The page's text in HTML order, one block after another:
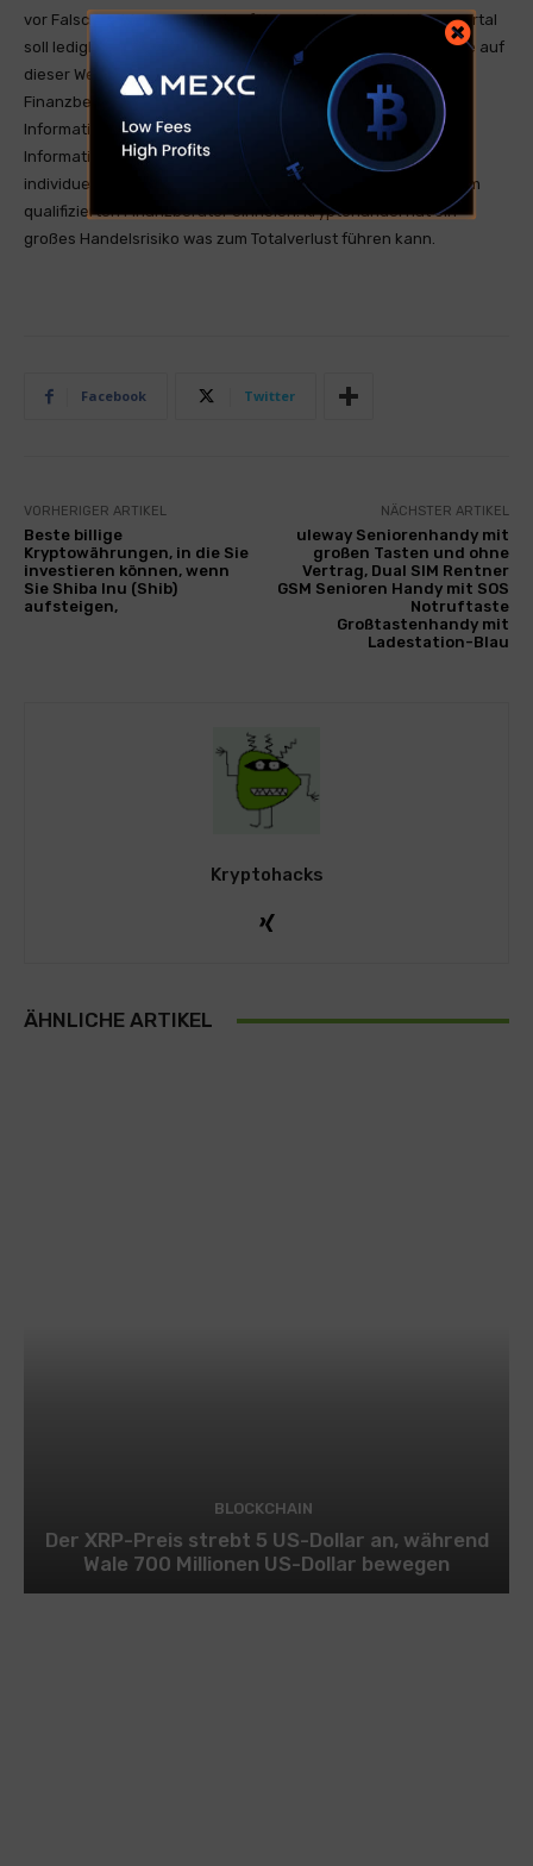
vor Falschmeldungen oder Irreführung. Unser Nachrichtenportal
soll lediglich zum Informationsaustausch genutzt werden. Die auf
dieser Website bereitgestellten Informationen stellen keine
Finanzberatung dar und sind nicht als solche gedacht. Die
Informationen sind allgemeiner Natur und dienen nur zu
Informationszwecken. Wenn Sie Finanzberatung für Ihre
individuelle Situation benötigen, sollten Sie den Rat von einem
qualifizierten Finanzberater einholen. Kryptohandel hat ein
großes Handelsrisiko was zum Totalverlust führen kann.
Facebook Twitter
VORHERIGER ARTIKEL
Beste billige
Kryptowährungen, in die Sie
investieren können, wenn
Sie Shiba Inu (Shib)
aufsteigen,
NÄCHSTER ARTIKEL
uleway Seniorenhandy mit
großen Tasten und ohne
Vertrag, Dual SIM Rentner
GSM Senioren Handy mit SOS
Notruftaste
Großtastenhandy mit
Ladestation-Blau
Kryptohacks
ÄHNLICHE ARTIKEL
BLOCKCHAIN
Der XRP-Preis strebt 5 US-Dollar an, während
Wale 700 Millionen US-Dollar bewegen